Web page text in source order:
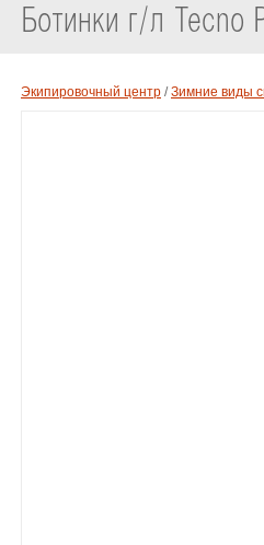
Ботинки г/л Tecno
Экипировочный центр /Зимние виды